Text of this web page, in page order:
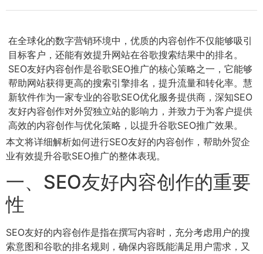
在全球化的数字营销环境中，优质的内容创作不仅能够吸引
目标客户，还能有效提升网站在谷歌搜索结果中的排名。
SEO友好内容创作是谷歌SEO推广的核心策略之一，它能够
帮助网站获得更高的搜索引擎排名，提升流量和转化率。慧
新软件作为一家专业的谷歌SEO优化服务提供商，深知SEO
友好内容创作对外贸独立站的影响力，并致力于为客户提供
高效的内容创作与优化策略，以提升谷歌SEO推广效果。
本文将详细解析如何进行SEO友好的内容创作，帮助外贸企
业有效提升谷歌SEO推广的整体表现。
一、SEO友好内容创作的重要
性
SEO友好的内容创作是指在撰写内容时，充分考虑用户的搜
索意图和谷歌的排名规则，确保内容既能满足用户需求，又